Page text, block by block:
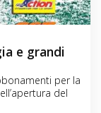
e grandi
per la
del